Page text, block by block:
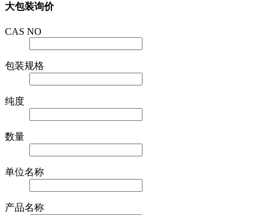
大包装询价
CAS NO
包装规格
纯度
数量
单位名称
产品名称